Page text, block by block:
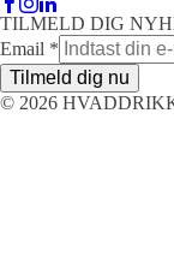
TILMELD DIG
Email *
Tilmeld dig nu
© 2026